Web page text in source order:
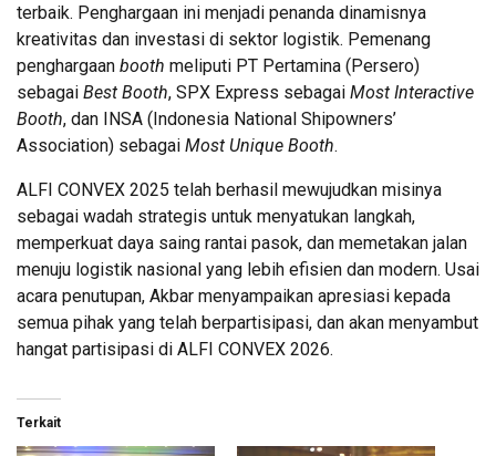
terbaik. Penghargaan ini menjadi penanda dinamisnya
kreativitas dan investasi di sektor logistik. Pemenang
penghargaan booth meliputi PT Pertamina (Persero)
sebagai Best Booth, SPX Express sebagai Most Interactive
Booth, dan INSA (Indonesia National Shipowners’
Association) sebagai Most Unique Booth.
ALFI CONVEX 2025 telah berhasil mewujudkan misinya
sebagai wadah strategis untuk menyatukan langkah,
memperkuat daya saing rantai pasok, dan memetakan jalan
menuju logistik nasional yang lebih efisien dan modern. Usai
acara penutupan, Akbar menyampaikan apresiasi kepada
semua pihak yang telah berpartisipasi, dan akan menyambut
hangat partisipasi di ALFI CONVEX 2026.
Terkait